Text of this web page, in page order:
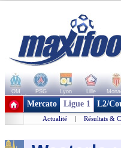
OM PSG Lyon Lille
+ de clubs
Mercato Ligue 1 L2/
Actualité | Résultats &